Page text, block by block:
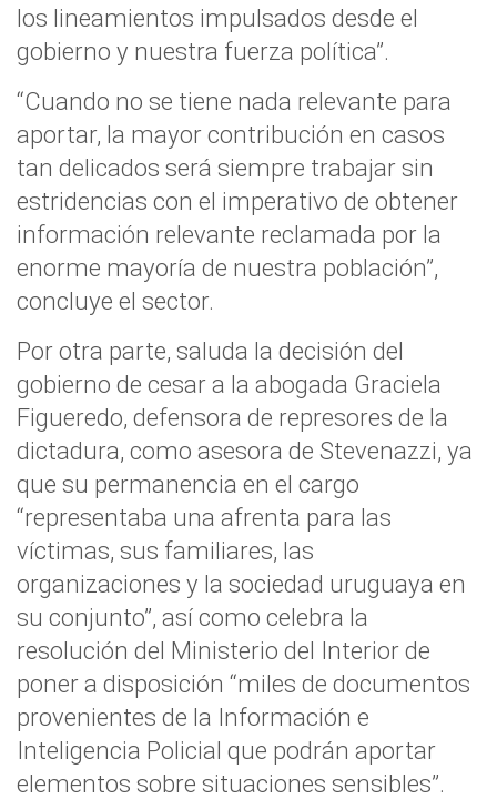
los lineamientos impulsados desde el
gobierno y nuestra fuerza política”.
“Cuando no se tiene nada relevante para
aportar, la mayor contribución en casos
tan delicados será siempre trabajar sin
estridencias con el imperativo de obtener
información relevante reclamada por la
enorme mayoría de nuestra población”,
concluye el sector.
Por otra parte, saluda la decisión del
gobierno de cesar a la abogada Graciela
Figueredo, defensora de represores de la
dictadura, como asesora de Stevenazzi, ya
que su permanencia en el cargo
“representaba una afrenta para las
víctimas, sus familiares, las
organizaciones y la sociedad uruguaya en
su conjunto”, así como celebra la
resolución del Ministerio del Interior de
poner a disposición “miles de documentos
provenientes de la Información e
Inteligencia Policial que podrán aportar
elementos sobre situaciones sensibles”.